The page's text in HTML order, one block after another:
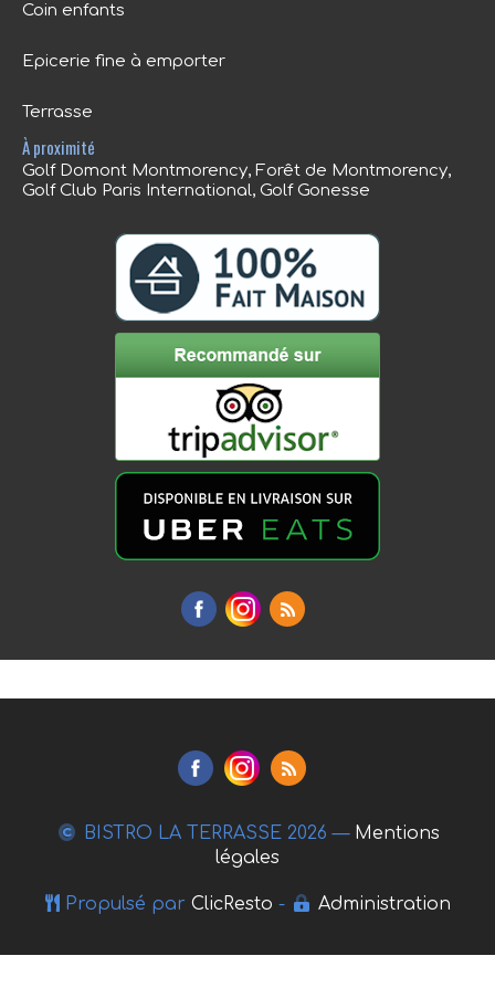
Coin enfants
Epicerie fine à emporter
Terrasse
À proximité
Golf Domont Montmorency, Forêt de Montmorency,
Golf Club Paris International, Golf Gonesse
BISTRO LA TERRASSE2026 — Mentions
légales
Propulsé par ClicResto - Administration